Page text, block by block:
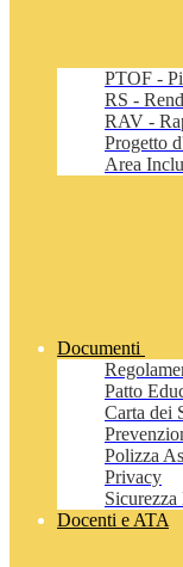
PTOF -
RS -
RAV -
Progetto
Area
Documenti
Patto
Carta dei
Polizza
Privacy
Docenti e ATA